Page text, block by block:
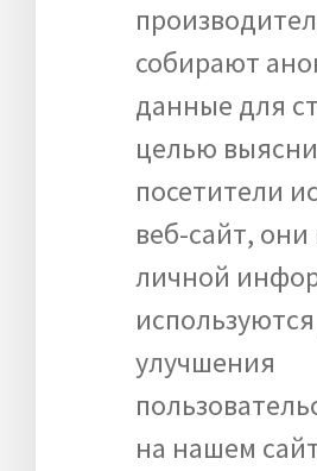
собирают
данные для
целью
посетители
веб-сайт,
личной
улучшения
на нашем